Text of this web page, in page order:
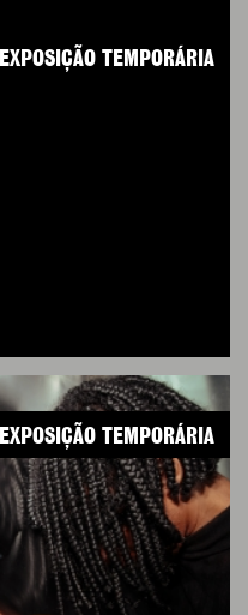
EXPOSIÇÃO TEMPORÁRIA
EXPOSIÇÃO TEMPORÁRIA